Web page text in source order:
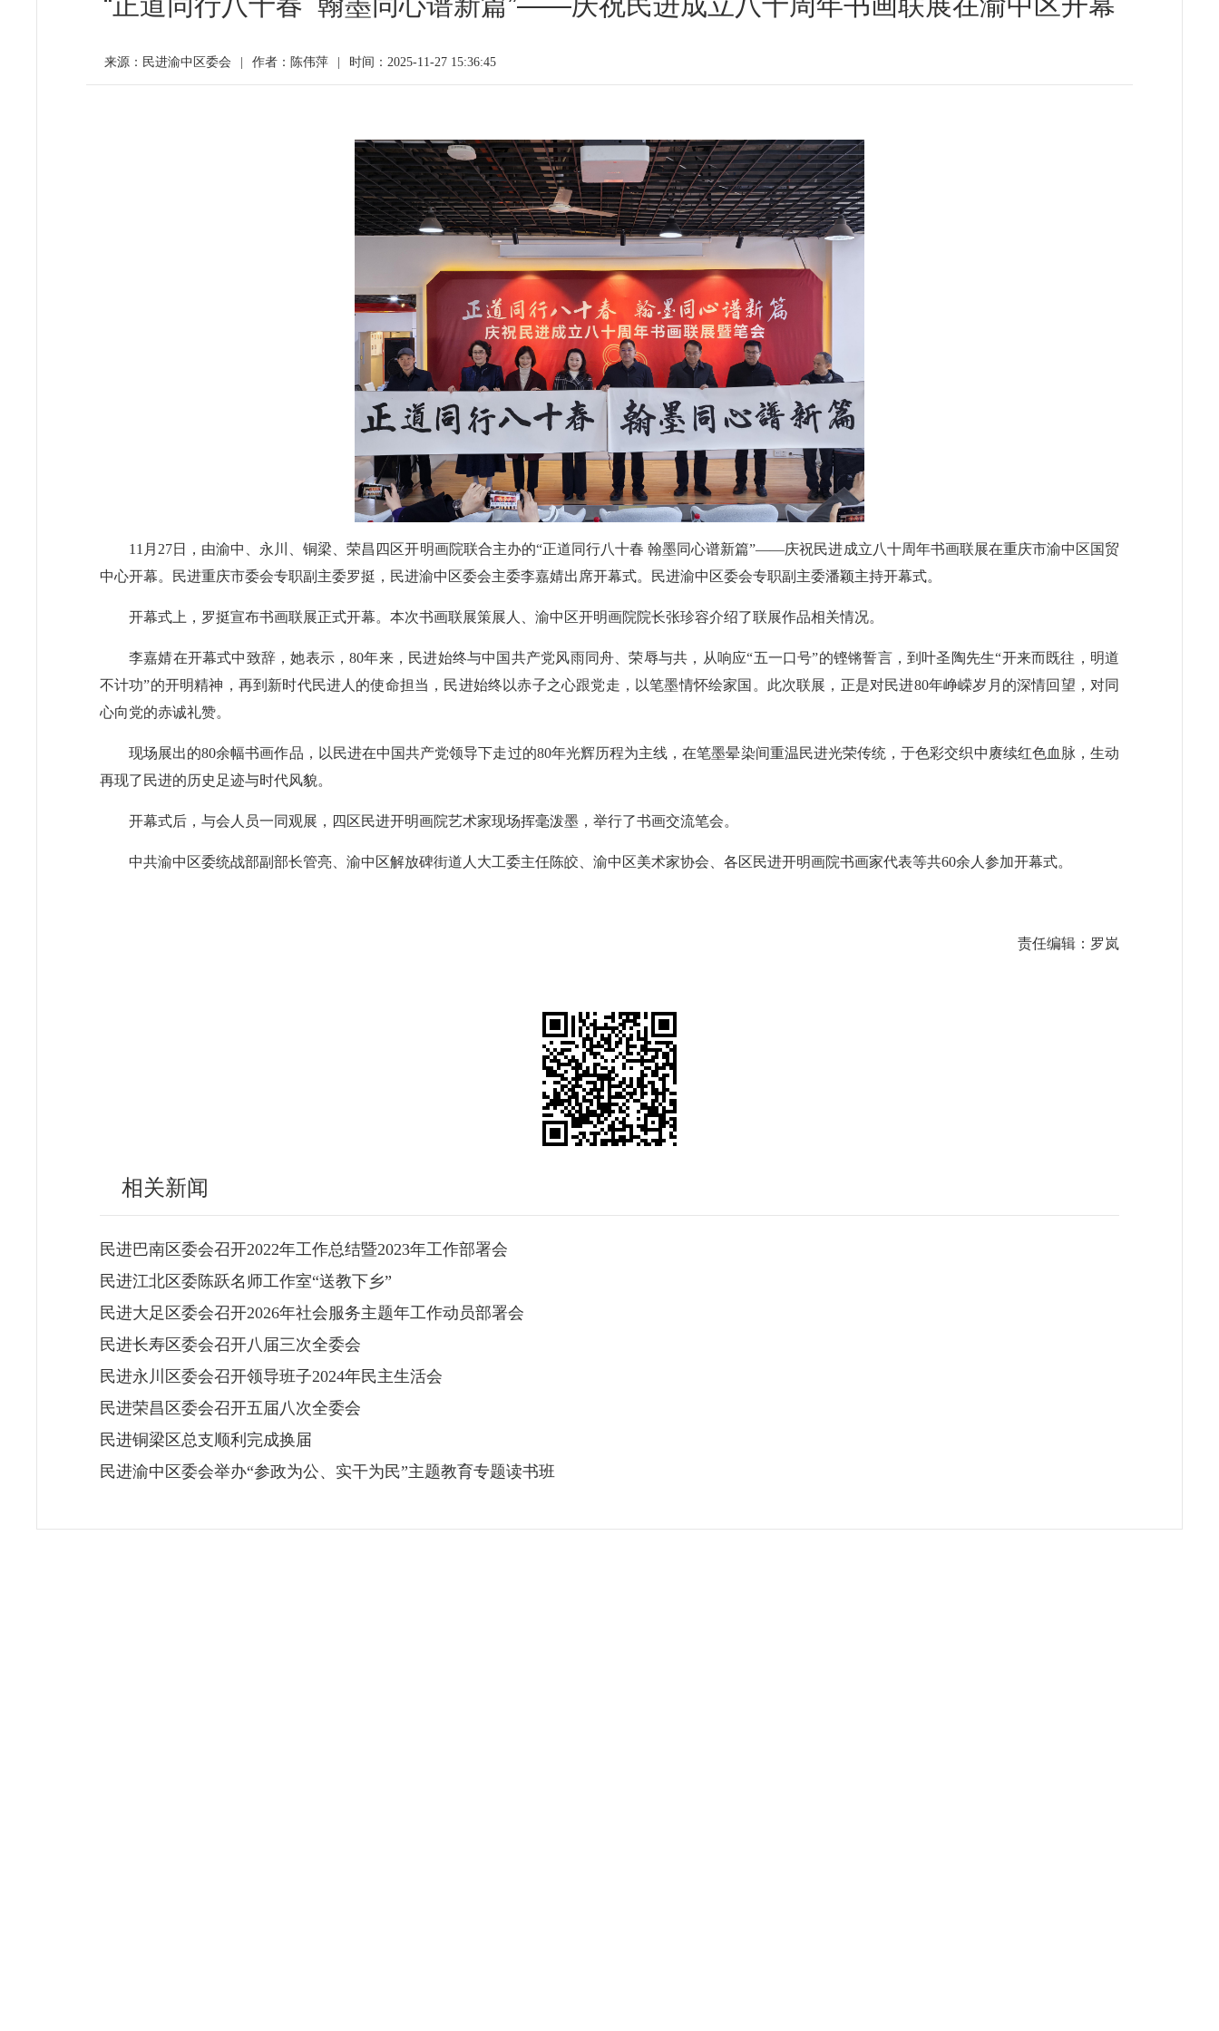
来源：民进渝中区委会 作者：陈伟萍 时间：2025-11-27 15:36:45
11月27日，由渝中、永川、铜梁、荣昌四区开明画院联合主办的“正道同行八十春 翰墨同心谱新篇”——庆祝民进成立八十周年书画联展在重庆市渝中区国贸
中心开幕。民进重庆市委会专职副主委罗挺，民进渝中区委会主委李嘉婧出席开幕式。民进渝中区委会专职副主委潘颖主持开幕式。
开幕式上，罗挺宣布书画联展正式开幕。本次书画联展策展人、渝中区开明画院院长张珍容介绍了联展作品相关情况。
李嘉婧在开幕式中致辞，她表示，80年来，民进始终与中国共产党风雨同舟、荣辱与共，从响应“五一口号”的铿锵誓言，到叶圣陶先生“开来而既往，明道
不计功”的开明精神，再到新时代民进人的使命担当，民进始终以赤子之心跟党走，以笔墨情怀绘家国。此次联展，正是对民进80年峥嵘岁月的深情回望，对同
心向党的赤诚礼赞。
现场展出的80余幅书画作品，以民进在中国共产党领导下走过的80年光辉历程为主线，在笔墨晕染间重温民进光荣传统，于色彩交织中赓续红色血脉，生动
再现了民进的历史足迹与时代风貌。
开幕式后，与会人员一同观展，四区民进开明画院艺术家现场挥毫泼墨，举行了书画交流笔会。
中共渝中区委统战部副部长管亮、渝中区解放碑街道人大工委主任陈皎、渝中区美术家协会、各区民进开明画院书画家代表等共60余人参加开幕式。
责任编辑：罗岚
相关新闻
民进巴南区委会召开2022年工作总结暨2023年工作部署会
民进江北区委陈跃名师工作室“送教下乡”
民进大足区委会召开2026年社会服务主题年工作动员部署会
民进长寿区委会召开八届三次全委会
民进永川区委会召开领导班子2024年民主生活会
民进荣昌区委会召开五届八次全委会
民进铜梁区总支顺利完成换届
民进渝中区委会举办“参政为公、实干为民”主题教育专题读书班